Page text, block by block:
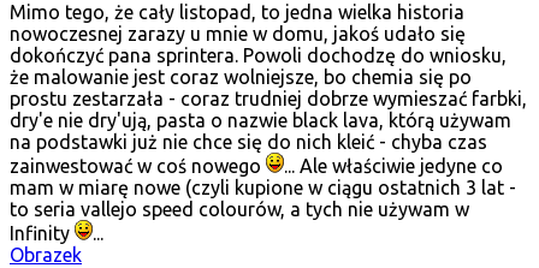
Mimo tego, że cały listopad, to jedna wielka historia
nowoczesnej zarazy u mnie w domu, jakoś udało się
dokończyć pana sprintera. Powoli dochodzę do wniosku,
że malowanie jest coraz wolniejsze, bo chemia się po
prostu zestarzała - coraz trudniej dobrze wymieszać farbki,
dry'e nie dry'ują, pasta o nazwie black lava, którą używam
na podstawki już nie chce się do nich kleić - chyba czas
zainwestować w coś nowego
... Ale właściwie jedyne co
mam w miarę nowe (czyli kupione w ciągu ostatnich 3 lat -
to seria vallejo speed colourów, a tych nie używam w
Infinity
...
Obrazek